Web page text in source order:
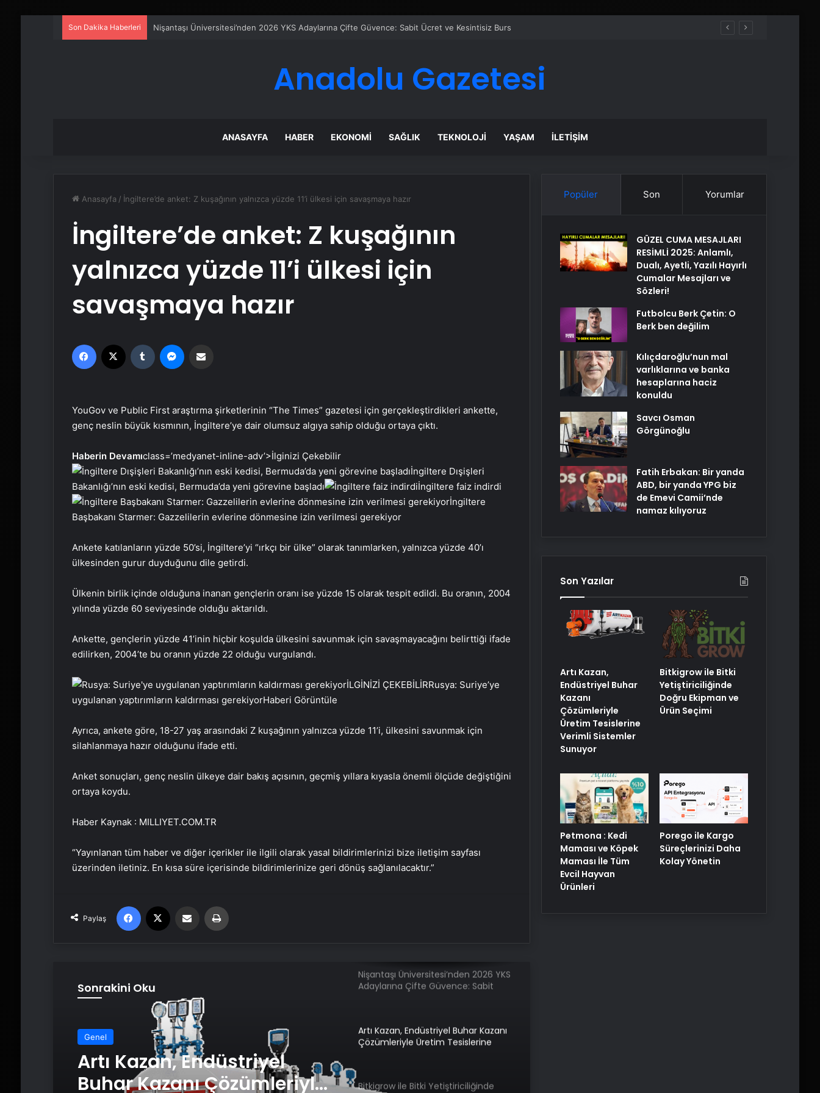
Son Dakika Haberleri Artı Kazan, Endüstriyel Buhar Kazanı Çözümleriyle Üretim Tesislerine Verimli Sistemler Sunuyor
Anadolu Gazetesi
ANASAYFA HABER EKONOMI SAĞLIK TEKNOLOJI YAŞAM İLETIŞIM
Anasayfa / İngiltere’de anket: Z kuşağının yalnızca yüzde 11’i ülkesi için savaşmaya hazır
İngiltere’de anket: Z kuşağının
yalnızca yüzde 11’i ülkesi için
savaşmaya hazır
Facebook Tumblr
YouGov ve Public First araştırma şirketlerinin “The Times” gazetesi için gerçekleştirdikleri ankette,
genç neslin büyük kısmının, İngiltere’ye dair olumsuz algıya sahip olduğu ortaya çıktı.
Haberin Devamıclass=’medyanet-inline-adv’>İlginizi Çekebilir
İngiltere Dışişleri
Bakanlığı’nın eski kedisi, Bermuda’da yeni görevine başladı
İngiltere faiz indirdi
İngiltere
Başbakanı Starmer: Gazzelilerin evlerine dönmesine izin verilmesi gerekiyor
Ankete katılanların yüzde 50’si, İngiltere’yi “ırkçı bir ülke” olarak tanımlarken, yalnızca yüzde 40’ı
ülkesinden gurur duyduğunu dile getirdi.
Ülkenin birlik içinde olduğuna inanan gençlerin oranı ise yüzde 15 olarak tespit edildi. Bu oranın, 2004
yılında yüzde 60 seviyesinde olduğu aktarıldı.
Ankette, gençlerin yüzde 41’inin hiçbir koşulda ülkesini savunmak için savaşmayacağını belirttiği ifade
edilirken, 2004’te bu oranın yüzde 22 olduğu vurgulandı.
İLGİNİZİ ÇEKEBİLİRRusya: Suriye’ye
uygulanan yaptırımların kaldırması gerekiyorHaberi Görüntüle
Ayrıca, ankete göre, 18-27 yaş arasındaki Z kuşağının yalnızca yüzde 11’i, ülkesini savunmak için
silahlanmaya hazır olduğunu ifade etti.
Anket sonuçları, genç neslin ülkeye dair bakış açısının, geçmiş yıllara kıyasla önemli ölçüde değiştiğini
ortaya koydu.
Haber Kaynak : MILLIYET.COM.TR
“Yayınlanan tüm haber ve diğer içerikler ile ilgili olarak yasal bildirimlerinizi bize iletişim sayfası
üzerinden iletiniz. En kısa süre içerisinde bildirimlerinize geri dönüş sağlanılacaktır.”
Paylaş
Facebook Email'den paylaş
Sonrakini Oku
Genel
Artı Kazan, Endüstriyel
Buhar Kazanı Çözümleriyle
Hizmetlerinde Güçlü Panel
25 Yıllık Miras Davasında Gözler
Temmuz Ayındaki Karar
Nişantaşı Üniversitesi’nden 2026 YKS
Adaylarına Çifte Güvence: Sabit
Artı Kazan, Endüstriyel Buhar Kazanı
Çözümleriyle Üretim Tesislerine
Bitkigrow ile Bitki Yetiştiriciliğinde
Popüler Son Yorumlar
GÜZEL CUMA MESAJLARI
RESİMLİ 2025: Anlamlı,
Dualı, Ayetli, Yazılı Hayırlı
Cumalar Mesajları ve
Sözleri!
Futbolcu Berk Çetin: O
Berk ben değilim
Kılıçdaroğlu’nun mal
varlıklarına ve banka
hesaplarına haciz
konuldu
Savcı Osman
Görgünoğlu
Fatih Erbakan: Bir yanda
ABD, bir yanda YPG biz
de Emevi Camii’nde
namaz kılıyoruz
Son Yazılar
Artı Kazan,
Endüstriyel Buhar
Kazanı
Çözümleriyle
Üretim Tesislerine
Verimli Sistemler
Sunuyor
Bitkigrow ile Bitki
Yetiştiriciliğinde
Doğru Ekipman ve
Ürün Seçimi
Petmona : Kedi
Maması ve Köpek
Maması İle Tüm
Evcil Hayvan
Ürünleri
Porego ile Kargo
Süreçlerinizi Daha
Kolay Yönetin